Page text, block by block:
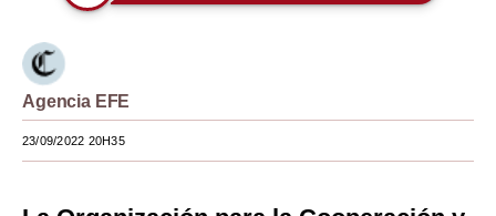
EEUU
México
Internacional
Agencia EFE
23/09/2022 20H35